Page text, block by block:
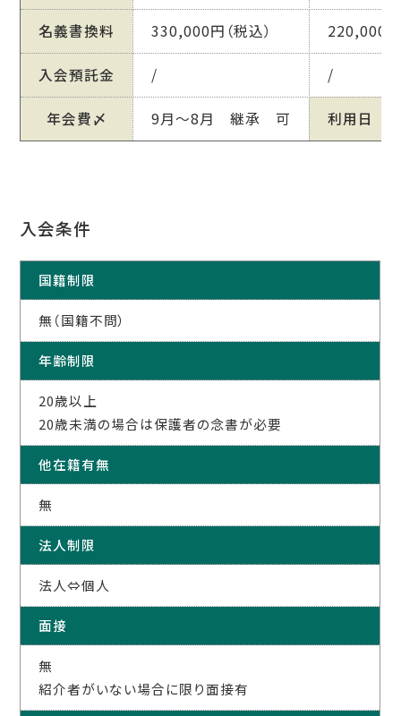
名義書換料 330,000円（税込） 220,000円
入会預託金 / /
年会費〆 9月～8月 継承 可 利用日
入会条件
国籍制限
無（国籍不問）
年齢制限
20歳以上
20歳未満の場合は保護者の念書が必要
他在籍有無
無
法人制限
法人⇔個人
面接
無
紹介者がいない場合に限り面接有